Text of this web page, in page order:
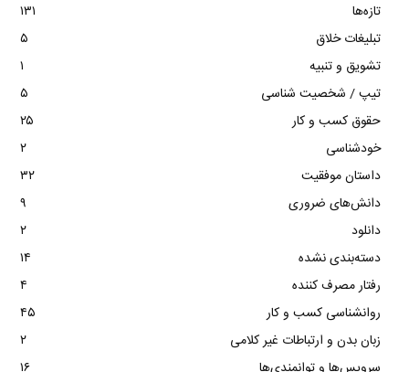
تازه‌ها
۱۳۱
تبلیغات خلاق
۵
تشویق و تنبیه
۱
تیپ / شخصیت شناسی
۵
حقوق کسب و کار
۲۵
خودشناسی
۲
داستان موفقیت
۳۲
دانش‌های ضروری
۹
دانلود
۲
دسته‌بندی نشده
۱۴
رفتار مصرف کننده
۴
روانشناسی کسب و کار
۴۵
زبان بدن و ارتباطات غیر کلامی
۲